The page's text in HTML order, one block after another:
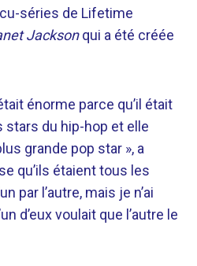
séries de Lifetime
Jacksonqui a été créée
énorme parce qu’il était
stars du hip-hop et elle
grande pop star », a
qu’ils étaient tous les
par l’autre, mais je n’ai
d’eux voulait que l’autre le